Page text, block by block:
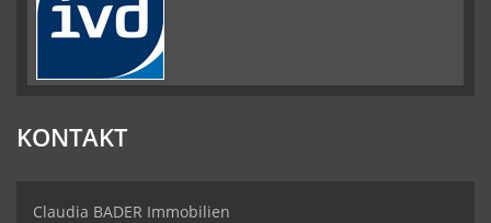
KONTAKT
Claudia BADER Immobilien